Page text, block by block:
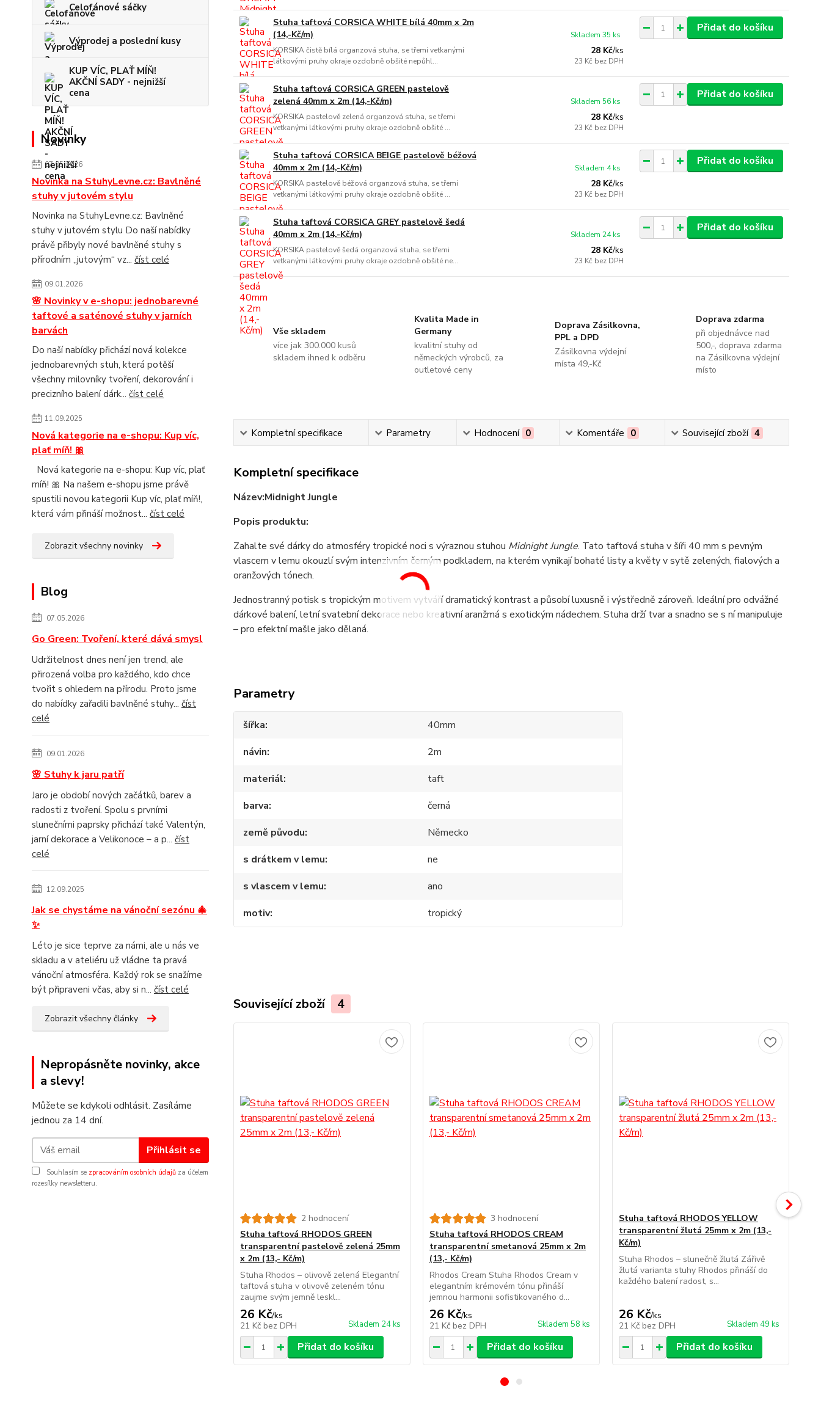
Celofánové sáčky
Výprodej a poslední kusy
KUP VÍC, PLAŤ MÍŇ!
AKČNÍ SADY - nejnižší
cena
Novinky
07.05.2026
Novinka na StuhyLevne.cz: Bavlněné
stuhy v jutovém stylu
Novinka na StuhyLevne.cz: Bavlněné
stuhy v jutovém stylu Do naší nabídky
právě přibyly nové bavlněné stuhy s
přírodním „jutovým“ vz... číst celé
09.01.2026
🌸 Novinky v e-shopu: jednobarevné
taftové a saténové stuhy v jarních
barvách
Do naší nabídky přichází nová kolekce
jednobarevných stuh, která potěší
všechny milovníky tvoření, dekorování i
precizního balení dárk... číst celé
11.09.2025
Nová kategorie na e-shopu: Kup víc,
plať míň! 🎀
Nová kategorie na e-shopu: Kup víc, plať
míň! 🎀 Na našem e-shopu jsme právě
spustili novou kategorii Kup víc, plať míň!,
která vám přináší možnost... číst celé
Zobrazit všechny novinky
Blog
07.05.2026
Go Green: Tvoření, které dává smysl
Udržitelnost dnes není jen trend, ale
přirozená volba pro každého, kdo chce
tvořit s ohledem na přírodu. Proto jsme
do nabídky zařadili bavlněné stuhy... číst
celé
09.01.2026
🌸 Stuhy k jaru patří
Jaro je období nových začátků, barev a
radosti z tvoření. Spolu s prvními
slunečními paprsky přichází také Valentýn,
jarní dekorace a Velikonoce – a p... číst
celé
12.09.2025
Jak se chystáme na vánoční sezónu 🎄
✨
Léto je sice teprve za námi, ale u nás ve
skladu a v ateliéru už vládne ta pravá
vánoční atmosféra. Každý rok se snažíme
být připraveni včas, aby si n... číst celé
Zobrazit všechny články
Nepropásněte novinky, akce
a slevy!
Můžete se kdykoli odhlásit. Zasíláme
jednou za 14 dní.
Přihlásit se
Souhlasím se zpracováním osobních údajů za účelem
rozesílky newsletteru.
Stuha taftová CORSICA WHITE bílá 40mm x 2m
(14,-Kč/m)
KORSIKA čistě bílá organzová stuha, se třemi vetkanými
látkovými pruhy okraje ozdobně obšité nepůhl...
28 Kč/ks
23 Kč bez DPH
Skladem 35 ks
Přidat do košíku
Stuha taftová CORSICA GREEN pastelově
zelená 40mm x 2m (14,-Kč/m)
KORSIKA pastelově zelená organzová stuha, se třemi
vetkanými látkovými pruhy okraje ozdobně obšité ...
28 Kč/ks
23 Kč bez DPH
Skladem 56 ks
Přidat do košíku
Stuha taftová CORSICA BEIGE pastelově béžová
40mm x 2m (14,-Kč/m)
KORSIKA pastelově béžová organzová stuha, se třemi
vetkanými látkovými pruhy okraje ozdobně obšité ...
28 Kč/ks
23 Kč bez DPH
Skladem 4 ks
Přidat do košíku
Stuha taftová CORSICA GREY pastelově šedá
40mm x 2m (14,-Kč/m)
KORSIKA pastelově šedá organzová stuha, se třemi
vetkanými látkovými pruhy okraje ozdobně obšité ne...
28 Kč/ks
23 Kč bez DPH
Skladem 24 ks
Přidat do košíku
Vše skladem
více jak 300.000 kusů
skladem ihned k odběru
Kvalita Made in
Germany
kvalitní stuhy od
německých výrobců, za
outletové ceny
Doprava Zásilkovna,
PPL a DPD
Zásilkovna výdejní
místa 49,-Kč
Doprava zdarma
při objednávce nad
500,-, doprava zdarma
na Zásilkovna výdejní
místo
Kompletní specifikace Parametry Hodnocení 0 Komentáře 0 Související zboží 4
Kompletní specifikace
Název:Midnight Jungle
Popis produktu:
Zahalte své dárky do atmosféry tropické noci s výraznou stuhou Midnight Jungle. Tato taftová stuha v šíři 40 mm s pevným
vlascem v lemu okouzlí svým intenzivním černým podkladem, na kterém vynikají bohaté listy a květy v sytě zelených, fialových a
oranžových tónech.
Jednostranný potisk s tropickým motivem vytváří dramatický kontrast a působí luxusně i výstředně zároveň. Ideální pro odvážné
dárkové balení, letní svatební dekorace nebo kreativní aranžmá s exotickým nádechem. Stuha drží tvar a snadno se s ní manipuluje
– pro efektní mašle jako dělaná.
Parametry
šířka
40mm
návin
2m
materiál
taft
barva
černá
země původu
Německo
s drátkem v lemu
ne
s vlascem v lemu
ano
motiv
tropický
Související zboží 4
2 hodnocení
Stuha taftová RHODOS GREEN
transparentní pastelově zelená 25mm
x 2m (13,- Kč/m)
Stuha Rhodos – olivově zelená Elegantní
taftová stuha v olivově zeleném tónu
zaujme svým jemně leskl...
26 Kč/ks
21 Kč bez DPH Skladem 24 ks
Přidat do košíku
3 hodnocení
Stuha taftová RHODOS CREAM
transparentní smetanová 25mm x 2m
(13,- Kč/m)
Rhodos Cream Stuha Rhodos Cream v
elegantním krémovém tónu přináší
jemnou harmonii sofistikovaného d...
26 Kč/ks
21 Kč bez DPH Skladem 58 ks
Přidat do košíku
Stuha taftová RHODOS YELLOW
transparentní žlutá 25mm x 2m (13,-
Kč/m)
Stuha Rhodos – slunečně žlutá Zářivě
žlutá varianta stuhy Rhodos přináší do
každého balení radost, s...
26 Kč/ks
21 Kč bez DPH Skladem 49 ks
Přidat do košíku